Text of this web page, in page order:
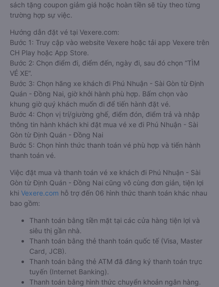
sách tặng coupon giảm giá hoặc hoàn tiền sẽ tùy theo từng
trường hợp sự việc.
Hướng dẫn đặt vé tại Vexere.com:
Bước 1: Truy cập vào website Vexere hoặc tải app Vexere trên
CH Play hoặc App Store.
Bước 2: Chọn điểm đi, điểm đến, ngày đi, sau đó chọn “TÌM
VÉ XE”.
Bước 3: Chọn hãng xe khách đi Phú Nhuận - Sài Gòn từ Định
Quán - Đồng Nai, giờ khởi hành phù hợp. Bấm chọn vào
khung giờ quý khách muốn đi để tiến hành đặt vé.
Bước 4: Chọn vị trí/giường ghế, điểm đón, điểm trả và nhập
thông tin hành khách khi đặt mua vé xe đi Phú Nhuận - Sài
Gòn từ Định Quán - Đồng Nai
Bước 5: Chọn hình thức thanh toán vé phù hợp và tiến hành
thanh toán vé.
Việc đặt mua và thanh toán vé xe khách đi Phú Nhuận - Sài
Gòn từ Định Quán - Đồng Nai cũng vô cùng đơn giản, tiện lợi
khi Vexere.com hỗ trợ đến 06 hình thức thanh toán khác nhau
bao gồm:
Thanh toán bằng tiền mặt tại các cửa hàng tiện lợi và
siêu thị gần nhà.
Thanh toán bằng thẻ thanh toán quốc tế (Visa, Master
Card, JCB).
Thanh toán bằng thẻ ATM đã đăng ký thanh toán trực
tuyến (Internet Banking).
Thanh toán bằng hình thức chuyển khoản ngân hàng.